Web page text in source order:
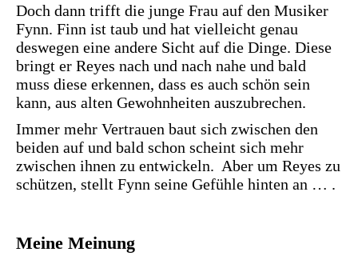
Doch dann trifft die junge Frau auf den Musiker
Fynn. Finn ist taub und hat vielleicht genau
deswegen eine andere Sicht auf die Dinge. Diese
bringt er Reyes nach und nach nahe und bald
muss diese erkennen, dass es auch schön sein
kann, aus alten Gewohnheiten auszubrechen.
Immer mehr Vertrauen baut sich zwischen den
beiden auf und bald schon scheint sich mehr
zwischen ihnen zu entwickeln. Aber um Reyes zu
schützen, stellt Fynn seine Gefühle hinten an … .
Meine Meinung